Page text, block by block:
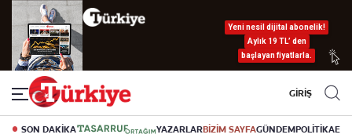
Yeni nesil dijital abonelik!
Aylık 19 TL’ den
başlayan fiyatlarla.
GİRİŞ
SON DAKİKA YAZARLARBİZİM SAYFAGÜNDEMPOLİTİKA